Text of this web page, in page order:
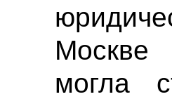
Москве
могла